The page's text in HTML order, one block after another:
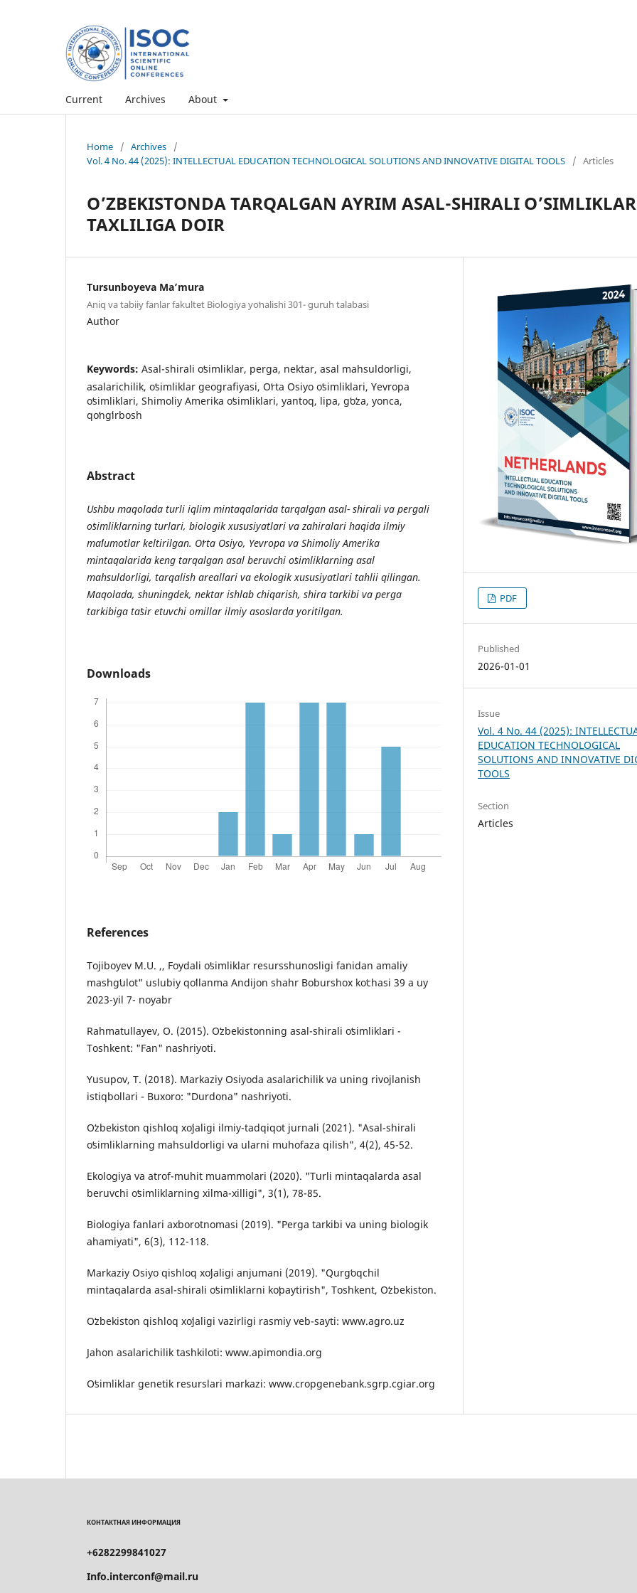
Current Archives About
Home / Archives
/
Vol. 4 No. 44 (2025): INTELLECTUAL EDUCATION TECHNOLOGICAL SOLUTIONS AND INNOVATIVE DIGITAL TOOLS
/ Articles
O’ZBEKISTONDA TARQALGAN AYRIM ASAL-SHIRALI O’SIMLIKLAR
TAXLILIGA DOIR
Tursunboyeva Maʼmura
Aniq va tabiiy fanlar fakultet Biologiya yoʻnalishi 301- guruh talabasi
Author
Keywords: Asal-shirali oʻsimliklar, perga, nektar, asal mahsuldorligi,
asalarichilik, oʻsimliklar geografiyasi, Oʻrta Osiyo oʻsimliklari, Yevropa
oʻsimliklari, Shimoliy Amerika oʻsimliklari, yantoq, lipa, gʻoʻza, yonca,
qoʻngʻirbosh
Abstract
Ushbu maqolada turli iqlim mintaqalarida tarqalgan asal- shirali va pergali
osimliklarning turlari, biologik xususiyatlari va zahiralari haqida ilmiy
malumotlar keltirilgan. Orta Osiyo, Yevropa va Shimoliy Amerika
mintaqalarida keng tarqalgan asal beruvchi osimliklarning asal
mahsuldorligi, tarqalish areallari va ekologik xususiyatlari tahlii qilingan.
Maqolada, shuningdek, nektar ishlab chiqarish, shira tarkibi va perga
tarkibiga tasir etuvchi omillar ilmiy asoslarda yoritilgan.
Downloads
References
Tojiboyev M.U. ,, Foydali oʻsimliklar resursshunosligi fanidan amaliy
mashgʻulot" uslubiy qoʻllanma Andijon shahr Boburshox koʻchasi 39 a uy
2023-yil 7- noyabr
Rahmatullayev, O. (2015). Oʻzbekistonning asal-shirali oʻsimliklari -
Toshkent: "Fan" nashriyoti.
Yusupov, T. (2018). Markaziy Osiyoda asalarichilik va uning rivojlanish
istiqbollari - Buxoro: "Durdona" nashriyoti.
Oʻzbekiston qishloq xoʻjaligi ilmiy-tadqiqot jurnali (2021). "Asal-shirali
oʻsimliklarning mahsuldorligi va ularni muhofaza qilish", 4(2), 45-52.
Ekologiya va atrof-muhit muammolari (2020). "Turli mintaqalarda asal
beruvchi oʻsimliklarning xilma-xilligi", 3(1), 78-85.
Biologiya fanlari axborotnomasi (2019). "Perga tarkibi va uning biologik
ahamiyati", 6(3), 112-118.
Markaziy Osiyo qishloq xoʻjaligi anjumani (2019). "Qurgʻoqchil
mintaqalarda asal-shirali oʻsimliklarni koʻpaytirish", Toshkent, Oʻzbekiston.
Oʻzbekiston qishloq xoʻjaligi vazirligi rasmiy veb-sayti: www.agro.uz
Jahon asalarichilik tashkiloti: www.apimondia.org
Oʻsimliklar genetik resurslari markazi: www.cropgenebank.sgrp.cgiar.org
PDF
Published
2026-01-01
Issue
Vol. 4 No. 44 (2025):
EDUCATION TECHNOLOGICAL
SOLUTIONS AND INNOVATIVE
TOOLS
Section
Articles
КОНТАКТНАЯ ИНФОРМАЦИЯ
+6282299841027
Info.interconf@mail.ru